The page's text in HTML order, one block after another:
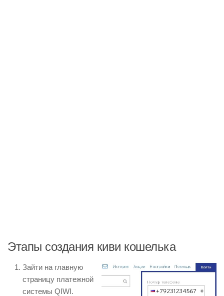
Этапы создания киви кошелька
Зайти на главную
страницу платежной
системы QIWI.